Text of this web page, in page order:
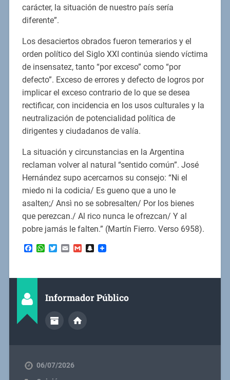
carácter, la situación de nuestro país sería
diferente”.
Los desaciertos obrados fueron temerarios y el
orden político del Siglo XXI continúa siendo víctima
de insensatez, tanto “por exceso” como “por
defecto”. Exceso de errores y defecto de logros por
implicar el exceso contrario de lo que se desea
rectificar, con incidencia en los usos culturales y la
neutralización de potencialidad política de
dirigentes y ciudadanos de valía.
La situación y circunstancias en la Argentina
reclaman volver al natural “sentido común”. José
Hernández supo acercarnos su consejo: “Ni el
miedo ni la codicia/ Es gueno que a uno le
asalten;/ Ansì no se sobresalten/ Por los bienes
que perezcan./ Al rico nunca le ofrezcan/ Y al
pobre jamás le falten.” (Martín Fierro. Verso 6958).
Facebook
WhatsApp
TwitterEmailGmailSnapchat
Informador Público
06/07/2026